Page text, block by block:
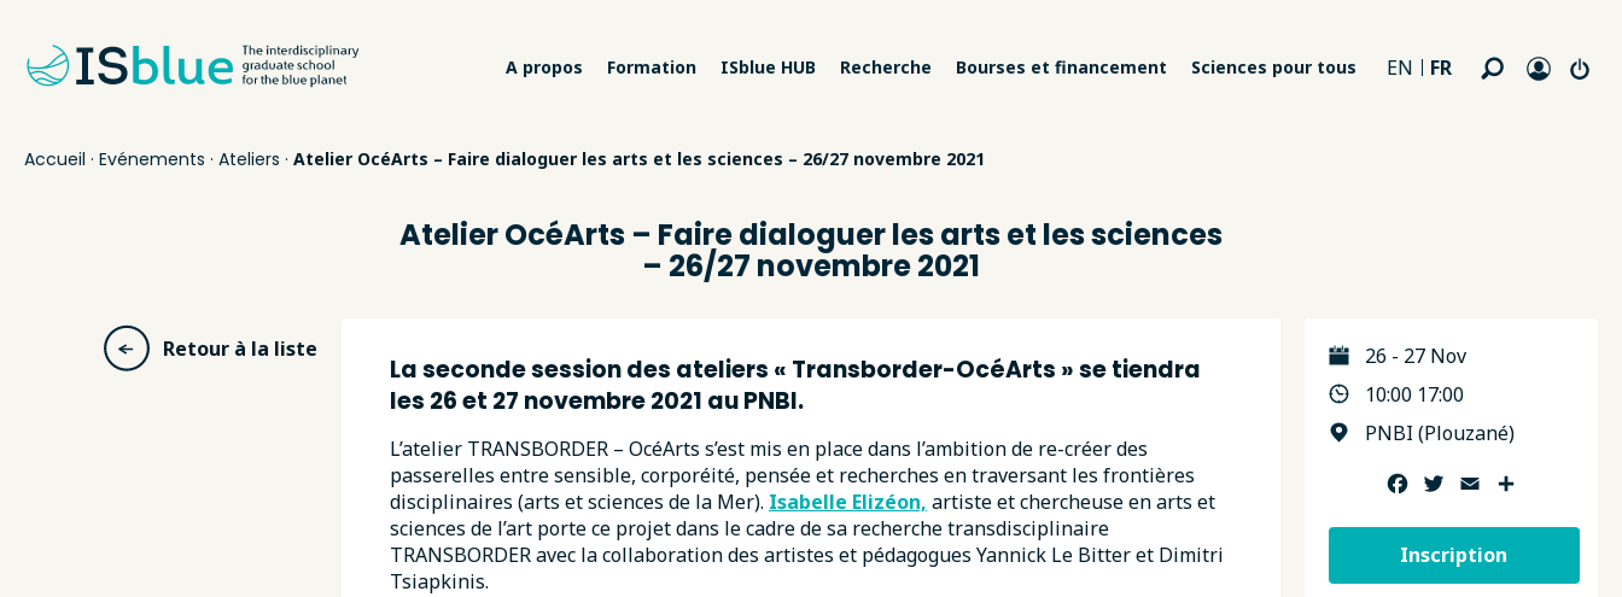
A propos Formation ISblue HUB Recherche Bourses et financement Sciences pour tous EN FR
Accueil · Evénements · Ateliers · Atelier OcéArts – Faire dialoguer les arts et les sciences – 26/27 novembre 2021
Atelier OcéArts – Faire dialoguer les arts et les sciences
– 26/27 novembre 2021
Retour à la liste
La seconde session des ateliers « Transborder-OcéArts » se tiendra
les 26 et 27 novembre 2021 au PNBI.
L’atelier TRANSBORDER – OcéArts s’est mis en place dans l’ambition de re-créer des
passerelles entre sensible, corporéité, pensée et recherches en traversant les frontières
disciplinaires (arts et sciences de la Mer). Isabelle Elizéon, artiste et chercheuse en arts et
sciences de l’art porte ce projet dans le cadre de sa recherche transdisciplinaire
TRANSBORDER avec la collaboration des artistes et pédagogues Yannick Le Bitter et Dimitri
Tsiapkinis.
26 - 27 Nov
10:00 17:00
PNBI (Plouzané)
Facebook
TwitterEmailPartager
Inscription